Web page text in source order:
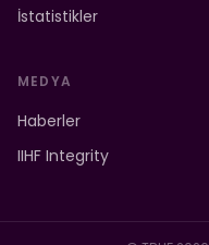
İstatistikler
MEDYA
Haberler
IIHF Integrity